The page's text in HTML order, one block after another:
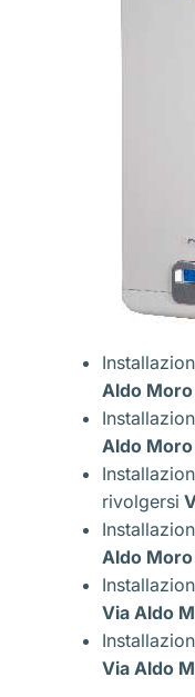
Aldo Moro
Aldo Moro
rivolgersi
Aldo Moro
Via Aldo
Via Aldo